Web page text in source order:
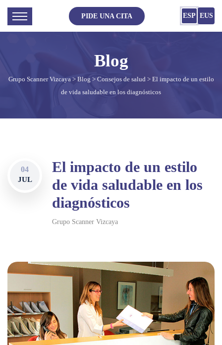
PIDE UNA CITA ESP EUS
Grupo Scanner Vizcaya> Blog > Consejos de salud> El impacto de un estilo
de vida saludable en los diagnósticos
04
JUL
El impacto de un estilo
de vida saludable en los
diagnósticos
Grupo Scanner Vizcaya